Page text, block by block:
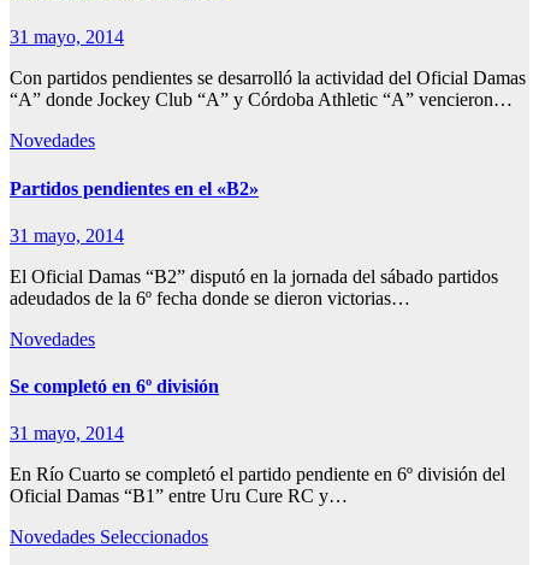
31 mayo, 2014
Con partidos pendientes se desarrolló la actividad del Oficial Damas
“A” donde Jockey Club “A” y Córdoba Athletic “A” vencieron…
Novedades
Partidos pendientes en el «B2»
31 mayo, 2014
El Oficial Damas “B2” disputó en la jornada del sábado partidos
adeudados de la 6º fecha donde se dieron victorias…
Novedades
Se completó en 6º división
31 mayo, 2014
En Río Cuarto se completó el partido pendiente en 6º división del
Oficial Damas “B1” entre Uru Cure RC y…
Novedades Seleccionados